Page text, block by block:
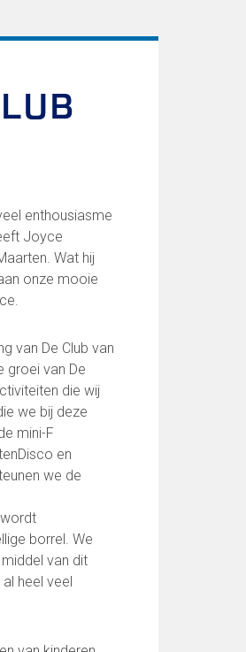
413494
enthousiasme
Joyce
Wat hij
onze mooie
van De Club van
groei van De
die wij
we bij deze
mini-F
en
we de
borrel. We
van dit
heel veel